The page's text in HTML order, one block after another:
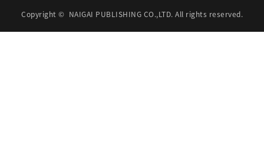
Copyright © NAIGAI PUBLISHING CO.,LTD. All rights reserved.